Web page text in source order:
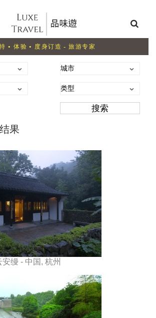
• 体验 • 度身订造 - 旅游专家
果
缦 - 中国, 杭州